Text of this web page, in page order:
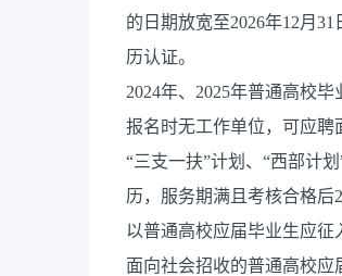
的日期放宽至2026年12月
历认证。
2024年、2025年普通高校
报名时无工作单位，可应聘
“三支一扶”计划、“西部计
历，服务期满且考核合格后
以普通高校应届毕业生应征
面向社会招收的普通高校